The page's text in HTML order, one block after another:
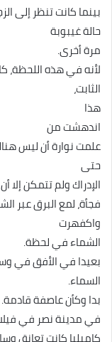
بينما كانت تنظر إلى
حالة غيبوبة
مرة أخرى.
لأنه في هذه اللحظة،
الثابت،
هذا
اندهشت من
علمت نوارة أن ليس
حتى
الإدراك ولم تتمكن
فجأة، لمع البرق عبر
واكفهرت
الشماء في لحظة.
بعيدا في الأفق في
السماء.
بدا وكأن عاصفة قادمة.
في مدينة نصر في